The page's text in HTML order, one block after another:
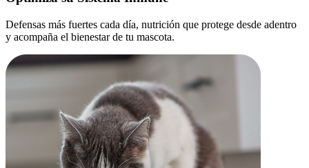
Defensas más fuertes cada día, nutrición que protege desde adentro
y acompaña el bienestar de tu mascota.